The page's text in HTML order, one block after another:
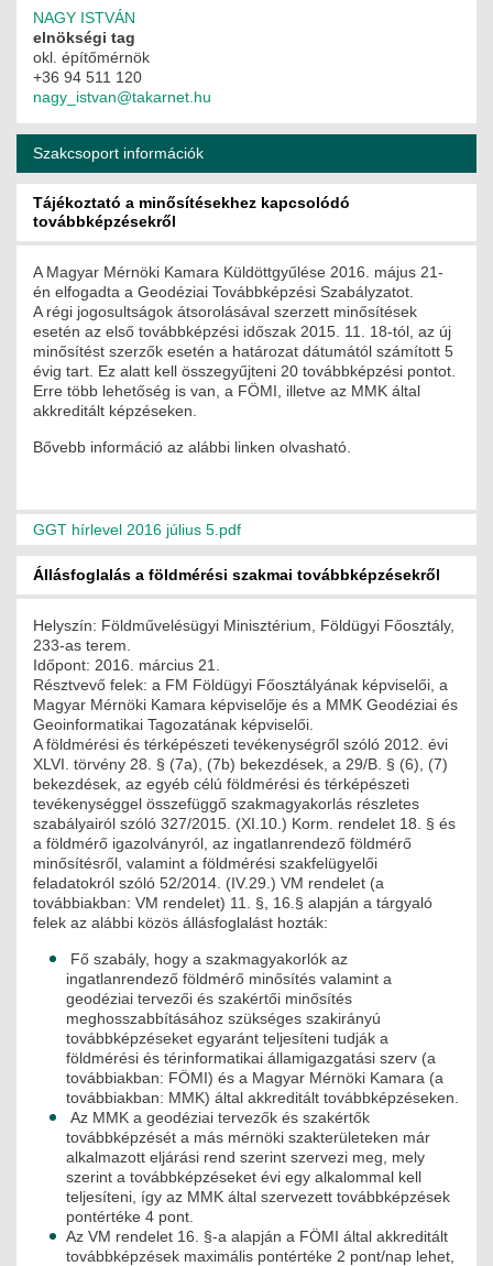
MŰKÖDÉSI DOKUMENTUMOK
KÖZÉRDEKŰ ADATOK
NYOMTATVÁNYOK
SZAKCSOPORTOK
ELEKTROTECHNIKAI
ÉPÜLETGÉPÉSZETI
GEODÉZIAI ÉS GEOINFORMATIKAI
KÖRNYEZETVÉDELMI
VÍZÉPÍTÉSI ÉS VÍZGAZDÁLKODÁSI
HÍRKÖZLÉSI ÉS INFORMATIKAI
HÍREK
KÉPZÉSEK
TOVÁBBKÉPZÉSI KÖTELEZETTSÉGEK
JOGI KÖTELEZETTSÉGEK
SZAKMAI KÖTELEZETTSÉGEK
MÉRNÖKI VÁLLALKOZÁSOK
MÉRNÖKI VÁLLALKOZÁSOK
SZEMÉLYES PORTFÓLIÓK
KAPCSOLAT
NAGY ISTVÁN
elnökségi tag
okl. építőmérnök
+36 94 511 120
nagy­_istvan@takarnet.hu
Szakcsoport információk
Tájékoztató a minősítésekhez kapcsolódó
továbbképzésekről
A Magyar Mérnöki Kamara Küldöttgyűlése 2016. május 21-
én elfogadta a Geodéziai Továbbképzési Szabályzatot.
A régi jogosultságok átsorolásával szerzett minősítések
esetén az első továbbképzési időszak 2015. 11. 18-tól, az új
minősítést szerzők esetén a határozat dátumától számított 5
évig tart. Ez alatt kell összegyűjteni 20 továbbképzési pontot.
Erre több lehetőség is van, a FÖMI, illetve az MMK által
akkreditált képzéseken.
Bővebb információ az alábbi linken olvasható.
GGT hírlevel 2016 július 5.pdf
Állásfoglalás a földmérési szakmai továbbképzésekről
Helyszín: Földművelésügyi Minisztérium, Földügyi Főosztály,
233-as terem.
Időpont: 2016. március 21.
Résztvevő felek: a FM Földügyi Főosztályának képviselői, a
Magyar Mérnöki Kamara képviselője és a MMK Geodéziai és
Geoinformatikai Tagozatának képviselői.
A földmérési és térképészeti tevékenységről szóló 2012. évi
XLVI. törvény 28. § (7a), (7b) bekezdések, a 29/B. § (6), (7)
bekezdések, az egyéb célú földmérési és térképészeti
tevékenységgel összefüggő szakmagyakorlás részletes
szabályairól szóló 327/2015. (XI.10.) Korm. rendelet 18. § és
a földmérő igazolványról, az ingatlanrendező földmérő
minősítésről, valamint a földmérési szakfelügyelői
feladatokról szóló 52/2014. (IV.29.) VM rendelet (a
továbbiakban: VM rendelet) 11. §, 16.§ alapján a tárgyaló
felek az alábbi közös állásfoglalást hozták:
Fő szabály, hogy a szakmagyakorlók az
ingatlanrendező földmérő minősítés valamint a
geodéziai tervezői és szakértői minősítés
meghosszabbításához szükséges szakirányú
továbbképzéseket egyaránt teljesíteni tudják a
földmérési és térinformatikai államigazgatási szerv (a
továbbiakban: FÖMI) és a Magyar Mérnöki Kamara (a
továbbiakban: MMK) által akkreditált továbbképzéseken.
Az MMK a geodéziai tervezők és szakértők
továbbképzését a más mérnöki szakterületeken már
alkalmazott eljárási rend szerint szervezi meg, mely
szerint a továbbképzéseket évi egy alkalommal kell
teljesíteni, így az MMK által szervezett továbbképzések
pontértéke 4 pont.
Az VM rendelet 16. §-a alapján a FÖMI által akkreditált
továbbképzések maximális pontértéke 2 pont/nap lehet,